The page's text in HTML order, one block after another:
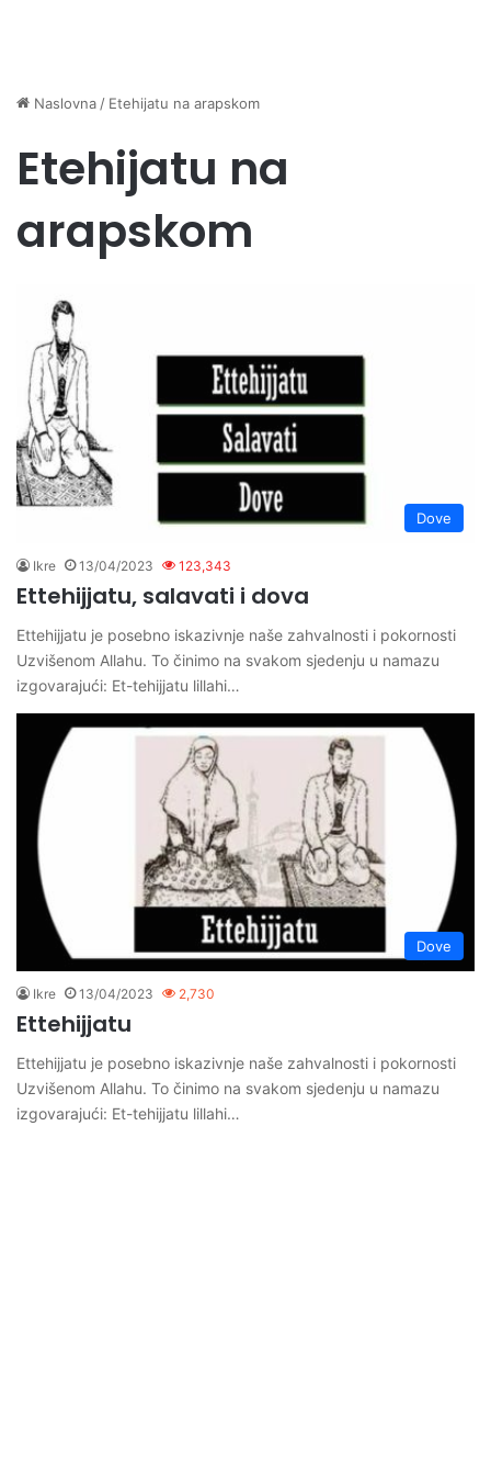
Naslovna / Etehijatu na arapskom
Etehijatu na
arapskom
Dove
Ikre 13/04/2023 123,343
Ettehijjatu, salavati i dova
Ettehijjatu je posebno iskazivnje naše zahvalnosti i pokornosti
Uzvišenom Allahu. To činimo na svakom sjedenju u namazu
izgovarajući: Et-tehijjatu lillahi…
Dove
Ikre 13/04/2023 2,730
Ettehijjatu
Ettehijjatu je posebno iskazivnje naše zahvalnosti i pokornosti
Uzvišenom Allahu. To činimo na svakom sjedenju u namazu
izgovarajući: Et-tehijjatu lillahi…